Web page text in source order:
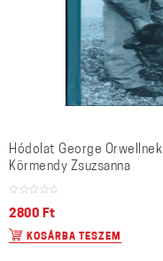
Hódolat George Orwellnek
Körmendy Zsuzsanna
2800 Ft
KOSÁRBA TESZEM